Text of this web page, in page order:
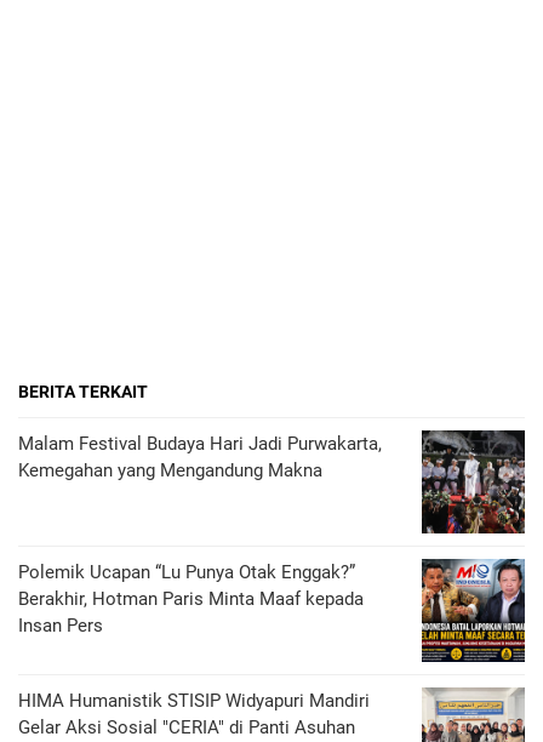
BERITA TERKAIT
Malam Festival Budaya Hari Jadi Purwakarta,
Kemegahan yang Mengandung Makna
Polemik Ucapan “Lu Punya Otak Enggak?”
Berakhir, Hotman Paris Minta Maaf kepada
Insan Pers
HIMA Humanistik STISIP Widyapuri Mandiri
Gelar Aksi Sosial "CERIA" di Panti Asuhan